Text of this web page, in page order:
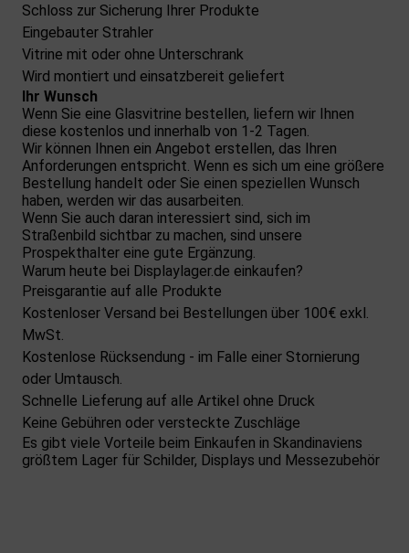
Schloss zur Sicherung Ihrer Produkte
Eingebauter Strahler
Vitrine mit oder ohne Unterschrank
Wird montiert und einsatzbereit geliefert
Ihr Wunsch
Wenn Sie eine Glasvitrine bestellen, liefern wir Ihnen
diese kostenlos und innerhalb von 1-2 Tagen.
Wir können Ihnen ein Angebot erstellen, das Ihren
Anforderungen entspricht. Wenn es sich um eine größere
Bestellung handelt oder Sie einen speziellen Wunsch
haben, werden wir das ausarbeiten.
Wenn Sie auch daran interessiert sind, sich im
Straßenbild sichtbar zu machen, sind unsere
Prospekthalter eine gute Ergänzung.
Warum heute bei Displaylager.de einkaufen?
Preisgarantie auf alle Produkte
Kostenloser Versand bei Bestellungen über 100€ exkl.
MwSt.
Kostenlose Rücksendung - im Falle einer Stornierung
oder Umtausch.
Schnelle Lieferung auf alle Artikel ohne Druck
Keine Gebühren oder versteckte Zuschläge
Es gibt viele Vorteile beim Einkaufen in Skandinaviens
größtem Lager für Schilder, Displays und Messezubehör